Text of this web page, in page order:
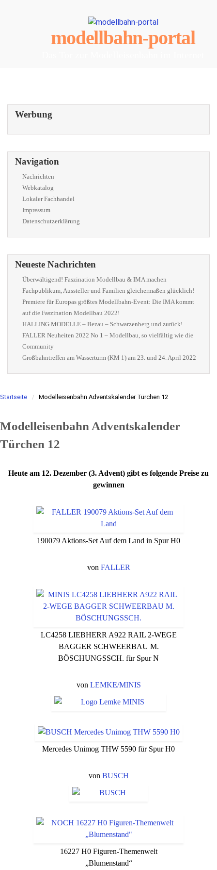
modellbahn-portal
Werbung
Navigation
Nachrichten
Webkatalog
Lokaler Fachhandel
Impressum
Datenschutzerklärung
Neueste Nachrichten
Überwältigend! Faszination Modellbau & IMA machen
Fachpublikum, Aussteller und Familien gleichermaßen glücklich!
Premiere für Europas größtes Modellbahn-Event: Die IMA kommt
auf die Faszination Modellbau 2022!
HALLING MODELLE – Bezau – Schwarzenberg und zurück!
FALLER Neuheiten 2022 No 1 – Modellbau, so vielfältig wie die
Community
Großbahntreffen am Wasserturm (KM 1) am 23. und 24. April 2022
Startseite Modelleisenbahn Adventskalender Türchen 12
Modelleisenbahn Adventskalender
Türchen 12
Heute am 12. Dezember (3. Advent) gibt es folgende Preise zu
gewinnen
190079 Aktions-Set Auf dem Land in Spur H0
von FALLER
LC4258 LIEBHERR A922 RAIL 2-WEGE
BAGGER SCHWEERBAU M.
BÖSCHUNGSSCH. für Spur N
von LEMKE/MINIS
Mercedes Unimog THW 5590 für Spur H0
von BUSCH
16227 H0 Figuren-Themenwelt
„Blumenstand“